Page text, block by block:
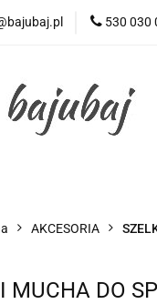
530 030
AKCESORIA
MUCHA DO